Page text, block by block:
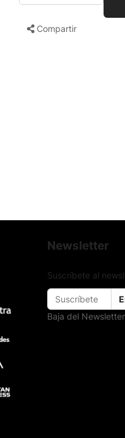
Compartir
Newsletter
Suscríbete al
Baja del Newsletter